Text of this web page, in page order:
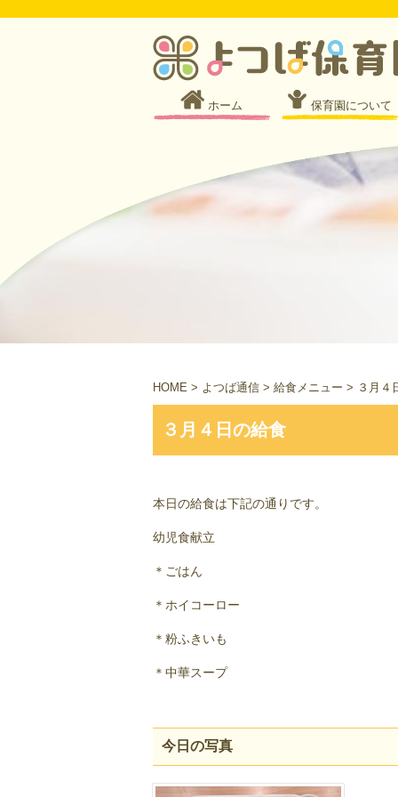
ホーム 保育園について
HOME > よつば通信 > 給食メニュー > ３月４
３月４日の給食
本日の給食は下記の通りです。
幼児食献立
＊ごはん
＊ホイコーロー
＊粉ふきいも
＊中華スープ
今日の写真